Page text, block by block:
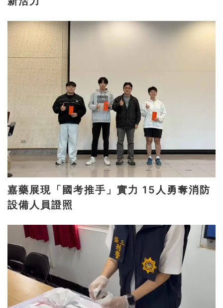
嘉藥展現「國考推手」實力 15人勇奪消防
設備人員證照